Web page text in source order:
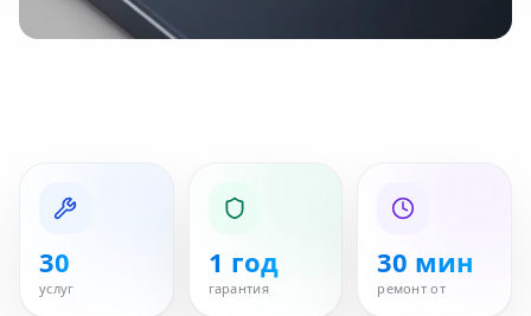
30
услуг
1 год
гарантия
30 мин
ремонт от